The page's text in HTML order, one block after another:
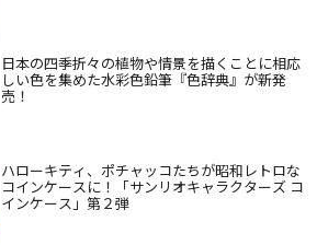
日本の四季折々の植物や情景を描くことに相応
しい色を集めた水彩色鉛筆『色辞典』が新発
売！
ハローキティ、ポチャッコたちが昭和レトロな
コインケースに！「サンリオキャラクターズ コ
インケース」第２弾